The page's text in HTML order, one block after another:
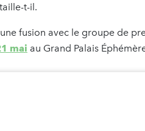
t-il.
fusion avec le groupe de
mai au Grand Palais